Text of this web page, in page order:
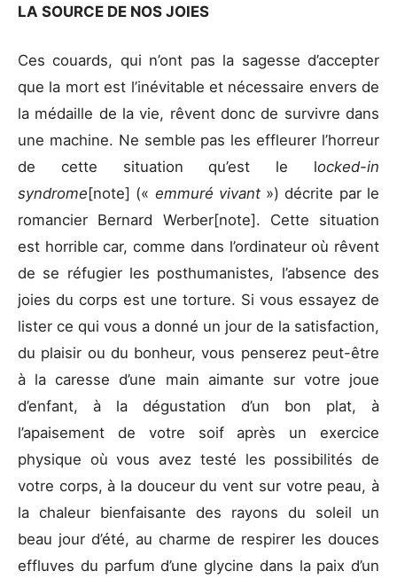
LA SOURCE DE NOS JOIES
Ces couards, qui n’ont pas la sagesse d’accepter
que la mort est l’inévitable et nécessaire envers de
la médaille de la vie, rêvent donc de survivre dans
une machine. Ne semble pas les effleurer l’horreur
de cette situation qu’est le locked-in
syndrome[note] (« emmuré vivant ») décrite par le
romancier Bernard Werber[note]. Cette situation
est horrible car, comme dans l’ordinateur où rêvent
de se réfugier les posthumanistes, l’absence des
joies du corps est une torture. Si vous essayez de
lister ce qui vous a donné un jour de la satisfaction,
du plaisir ou du bonheur, vous penserez peut-être
à la caresse d’une main aimante sur votre joue
d’enfant, à la dégustation d’un bon plat, à
l’apaisement de votre soif après un exercice
physique où vous avez testé les possibilités de
votre corps, à la douceur du vent sur votre peau, à
la chaleur bienfaisante des rayons du soleil un
beau jour d’été, au charme de respirer les douces
effluves du parfum d’une glycine dans la paix d’un